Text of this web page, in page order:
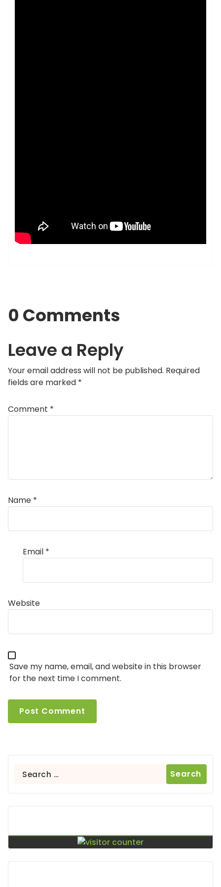
0 Comments
Leave a Reply
Your email address will not be published. Required
fields are marked *
Comment *
Name *
Email *
Website
Save my name, email, and website in this browser
for the next time I comment.
Search